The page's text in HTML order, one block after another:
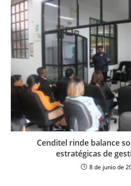
Cenditel rinde balance
estratégicas de
8 de junio de